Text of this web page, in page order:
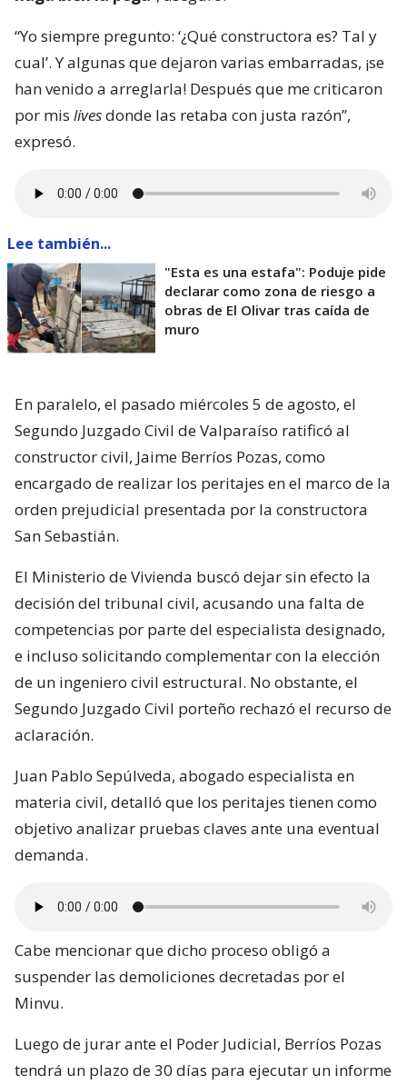
“Yo siempre pregunto: ‘¿Qué constructora es? Tal y
cual’. Y algunas que dejaron varias embarradas, ¡se
han venido a arreglarla! Después que me criticaron
por mis livesdonde las retaba con justa razón”,
expresó.
Lee también...
"Esta es una estafa": Poduje pide
declarar como zona de riesgo a
obras de El Olivar tras caída de
muro
En paralelo, el pasado miércoles 5 de agosto, el
Segundo Juzgado Civil de Valparaíso ratificó al
constructor civil, Jaime Berríos Pozas, como
encargado de realizar los peritajes en el marco de la
orden prejudicial presentada por la constructora
San Sebastián.
El Ministerio de Vivienda buscó dejar sin efecto la
decisión del tribunal civil, acusando una falta de
competencias por parte del especialista designado,
e incluso solicitando complementar con la elección
de un ingeniero civil estructural. No obstante, el
Segundo Juzgado Civil porteño rechazó el recurso de
aclaración.
Juan Pablo Sepúlveda, abogado especialista en
materia civil, detalló que los peritajes tienen como
objetivo analizar pruebas claves ante una eventual
demanda.
Cabe mencionar que dicho proceso obligó a
suspender las demoliciones decretadas por el
Minvu.
Luego de jurar ante el Poder Judicial, Berríos Pozas
tendrá un plazo de 30 días para ejecutar un informe